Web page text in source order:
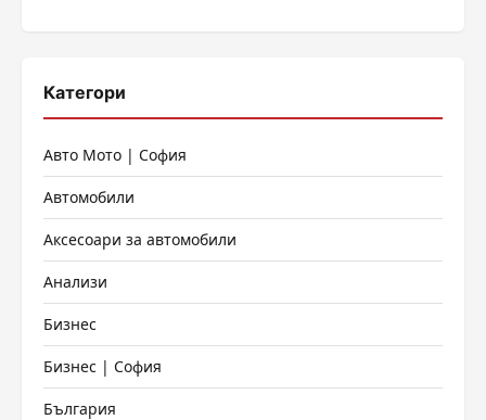
Категори
Авто Мото | София
Автомобили
Аксесоари за автомобили
Анализи
Бизнес
Бизнес | София
България